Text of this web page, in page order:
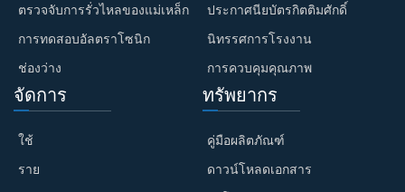
ตรวจจับการรั่วไหลของแม่เหล็ก
การทดสอบอัลตราโซนิก
ช่องว่าง
ประกาศนียบัตรกิตติมศักดิ์
นิทรรศการโรงงาน
การควบคุมคุณภาพ
จัดการ
ใช้
ราย
ทรัพยากร
คู่มือผลิตภัณฑ์
ดาวน์โหลดเอกสาร